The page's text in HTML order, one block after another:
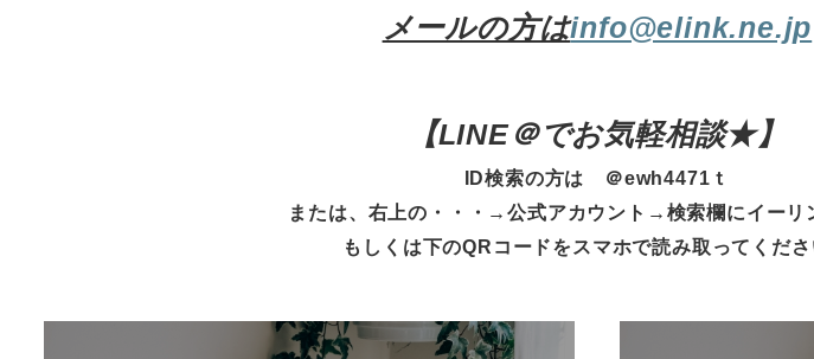
メールの方はinfo@elink.ne.jp
【LINE＠でお気軽相談★】
ID検索の方は ＠ewh4471ｔ
または、右上の・・・→公式アカウント→検索欄にイーリ
もしくは下のQRコードをスマホで読み取ってくだ